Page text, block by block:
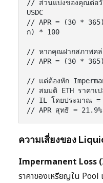
// ส่วนแบ่งของคุณต่อ
USDC
// APR = (30 *
ก) * 100
// หากคุณฝากสภาพคล่
// APR = (30 *
// แต่ต้องหัก
// สมมติ ETH ราคาเ
// IL โดยประมาณ =
ความเสี่ยงของ
Impermanent Loss
ราคาของเหรียญใน